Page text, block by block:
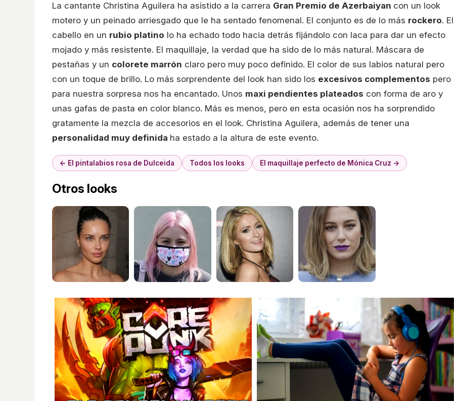
La cantante Christina Aguilera ha asistido a la carrera Gran Premio de Azerbaiyan con un look
motero y un peinado arriesgado que le ha sentado fenomenal. El conjunto es de lo más rockero. El
cabello en un rubio platino lo ha echado todo hacia detrás fijándolo con laca para dar un efecto
mojado y más resistente. El maquillaje, la verdad que ha sido de lo más natural. Máscara de
pestañas y un colorete marrón claro pero muy poco definido. El color de sus labios natural pero
con un toque de brillo. Lo más sorprendente del look han sido los excesivos complementos pero
para nuestra sorpresa nos ha encantado. Unos maxi pendientes plateados con forma de aro y
unas gafas de pasta en color blanco. Más es menos, pero en esta ocasión nos ha sorprendido
gratamente la mezcla de accesorios en el look. Christina Aguilera, además de tener una
personalidad muy definida ha estado a la altura de este evento.
← El pintalabios rosa de Dulceida Todos los looks El maquillaje perfecto de Mónica Cruz →
Otros looks